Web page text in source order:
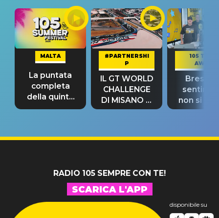
MALTA
La puntata
completa
della quinta
tappa
#PARTNERSHI
P
IL GT WORLD
CHALLENGE
DI MISANO si
riconferma
105 TAKE
AWAY
Bresh:
non si
fino alla
RADIO 105 SEMPRE CON TE!
SCARICA L'APP
disponibile su